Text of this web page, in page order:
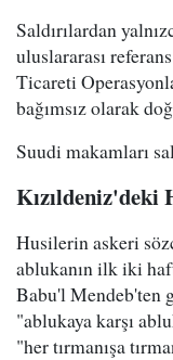
Saldırılardan
uluslararası
Ticareti
bağımsız olarak
Suudi makamları
Kızıldeniz'deki
Husilerin askeri
ablukanın ilk iki
Babu'l Mendeb'ten
"ablukaya karşı
"her tırmanışa